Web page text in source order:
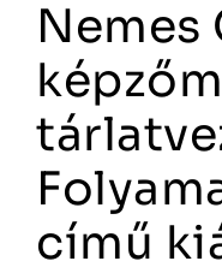
Nemes
című